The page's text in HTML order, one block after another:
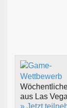
aus Las